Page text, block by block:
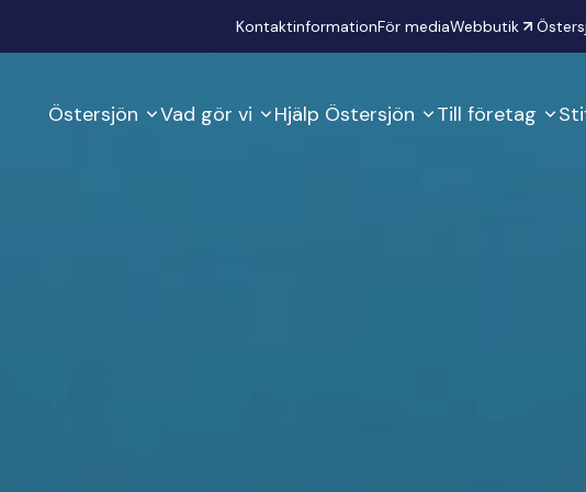
KontaktinformationFör mediaWebbutik
Östersjön Vad gör vi Hjälp Östersjön Till företag